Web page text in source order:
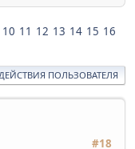
10 11 12 13 14 15 16
ДЕЙСТВИЯ ПОЛЬЗОВАТЕЛЯ
#18